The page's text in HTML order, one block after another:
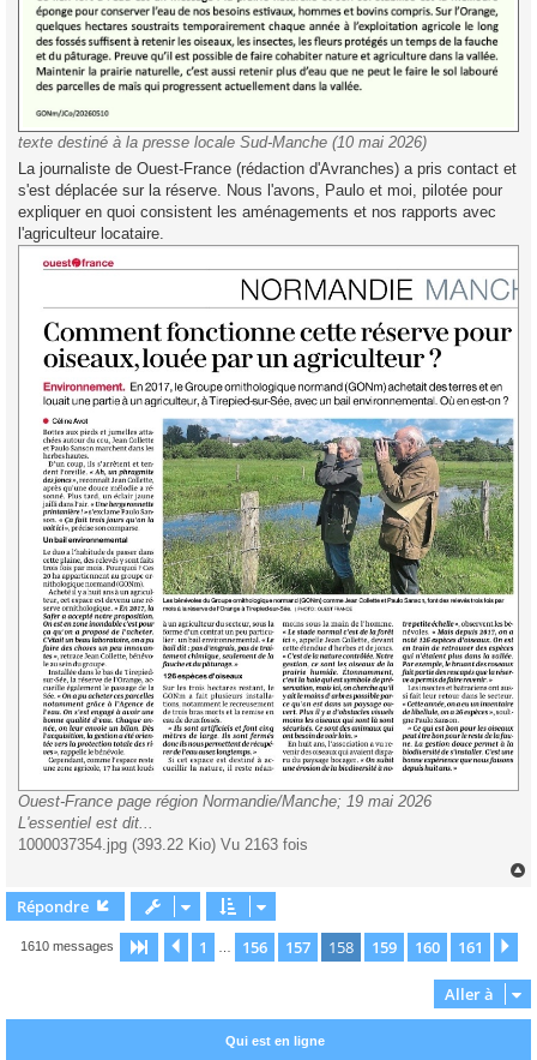
texte destiné à la presse locale Sud-Manche (10 mai 2026)
La journaliste de Ouest-France (rédaction d'Avranches) a pris contact et
s'est déplacée sur la réserve. Nous l'avons, Paulo et moi, pilotée pour
expliquer en quoi consistent les aménagements et nos rapports avec
l'agriculteur locataire.
Ouest-France page région Normandie/Manche; 19 mai 2026
L'essentiel est dit...
1000037354.jpg (393.22 Kio) Vu 2163 fois
Répondre
1610 messages Page 158 sur161
Précédente
1 156 157 158 159 160 161
Aller à
Qui est en ligne